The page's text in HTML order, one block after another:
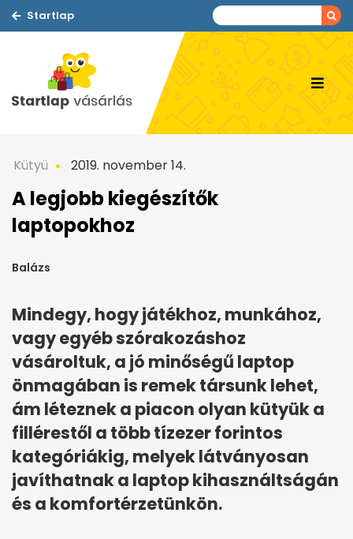
Startlap
Kütyü 2019. november 14.
A legjobb kiegészítők
laptopokhoz
Balázs
Mindegy, hogy játékhoz, munkához,
vagy egyéb szórakozáshoz
vásároltuk, a jó minőségű laptop
önmagában is remek társunk lehet,
ám léteznek a piacon olyan kütyük a
fillérestől a több tízezer forintos
kategóriákig, melyek látványosan
javíthatnak a laptop kihasználtságán
és a komfortérzetünkön.